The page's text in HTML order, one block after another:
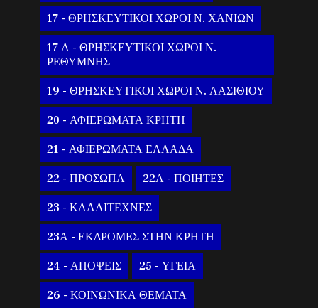
17 - ΘΡΗΣΚΕΥΤΙΚΟΙ ΧΩΡΟΙ Ν. ΧΑΝΙΩΝ
17 Α - ΘΡΗΣΚΕΥΤΙΚΟΙ ΧΩΡΟΙ Ν.
ΡΕΘΥΜΝΗΣ
19 - ΘΡΗΣΚΕΥΤΙΚΟΙ ΧΩΡΟΙ Ν. ΛΑΣΙΘΙΟΥ
20 - ΑΦΙΕΡΩΜΑΤΑ ΚΡΗΤΗ
21 - ΑΦΙΕΡΩΜΑΤΑ ΕΛΛΑΔΑ
22 - ΠΡΟΣΩΠΑ 22Α - ΠΟΙΗΤΕΣ
23 - ΚΑΛΛΙΤΕΧΝΕΣ
23Α - ΕΚΔΡΟΜΕΣ ΣΤΗΝ ΚΡΗΤΗ
24 - ΑΠΟΨΕΙΣ 25 - ΥΓΕΙΑ
26 - ΚΟΙΝΩΝΙΚΑ ΘΕΜΑΤΑ